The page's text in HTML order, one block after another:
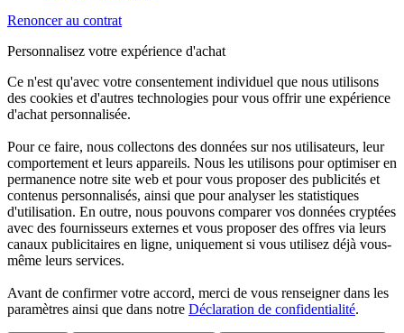
Renoncer au contrat
Personnalisez votre expérience d'achat
Ce n'est qu'avec votre consentement individuel que nous utilisons
des cookies et d'autres technologies pour vous offrir une expérience
d'achat personnalisée.
Pour ce faire, nous collectons des données sur nos utilisateurs, leur
comportement et leurs appareils. Nous les utilisons pour optimiser en
permanence notre site web et pour vous proposer des publicités et
contenus personnalisés, ainsi que pour analyser les statistiques
d'utilisation. En outre, nous pouvons comparer vos données cryptées
avec des fournisseurs externes et vous proposer des offres via leurs
canaux publicitaires en ligne, uniquement si vous utilisez déjà vous-
même leurs services.
Avant de confirmer votre accord, merci de vous renseigner dans les
paramètres ainsi que dans notre Déclaration de confidentialité.